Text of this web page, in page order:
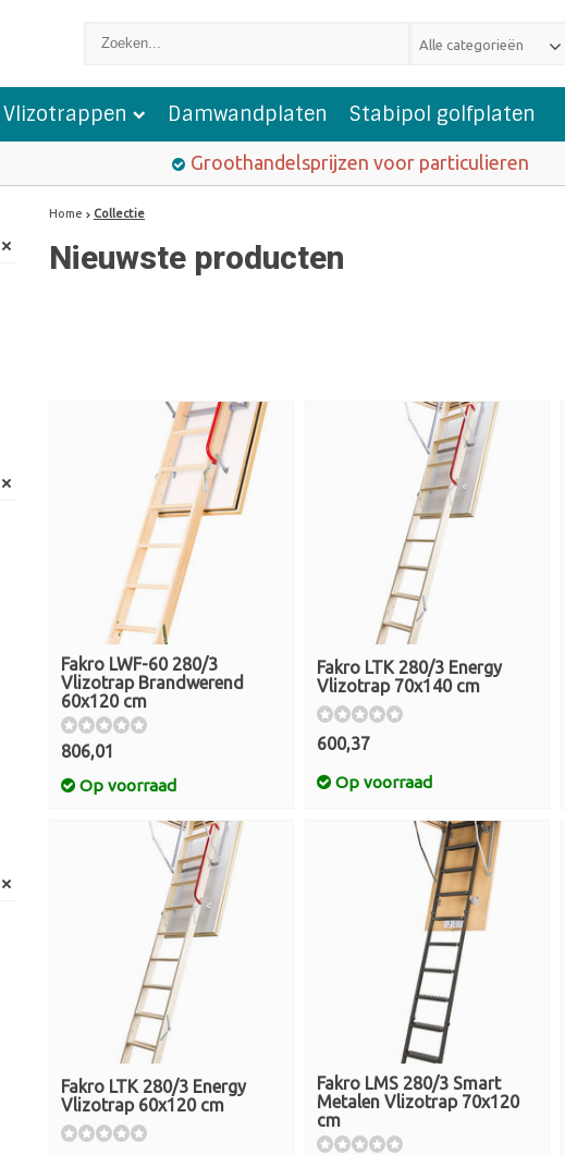
Alle categorieën
Vlizotrappen Damwandplaten Stabipol golfplaten
Groothandelsprijzen voor particulieren
Home Collectie
Nieuwste producten
Fakro LWF-60 280/3
Vlizotrap Brandwerend
60x120 cm
806,01
Op voorraad
Fakro LTK 280/3 Energy
Vlizotrap 70x140 cm
600,37
Op voorraad
Fakro LTK 280/3 Energy
Vlizotrap 60x120 cm
Fakro LMS 280/3 Smart
Metalen Vlizotrap 70x120
cm